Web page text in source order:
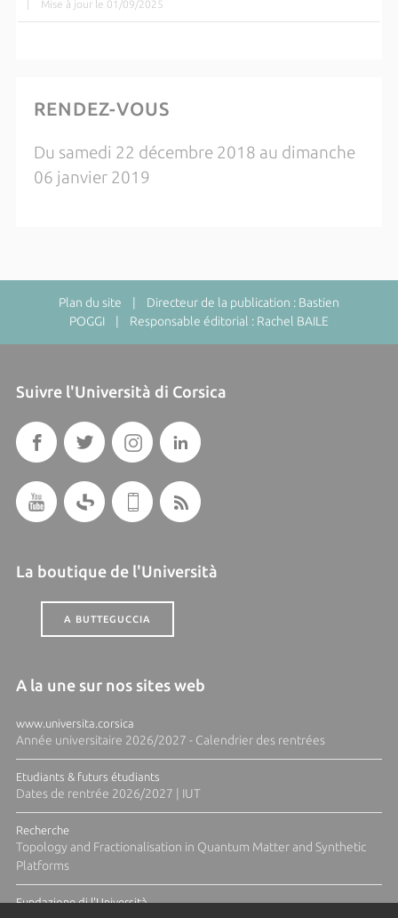
| Mise à jour le 01/09/2025
RENDEZ-VOUS
Du samedi 22 décembre 2018 au dimanche
06 janvier 2019
Plan du site | Directeur de la publication : Bastien
POGGI | Responsable éditorial : Rachel BAILE
Suivre l'Università di Corsica
La boutique de l'Università
A BUTTEGUCCIA
A la une sur nos sites web
www.universita.corsica
Année universitaire 2026/2027 - Calendrier des rentrées
Etudiants & futurs étudiants
Dates de rentrée 2026/2027 | IUT
Recherche
Topology and Fractionalisation in Quantum Matter and Synthetic
Platforms
Fundazione di l'Università